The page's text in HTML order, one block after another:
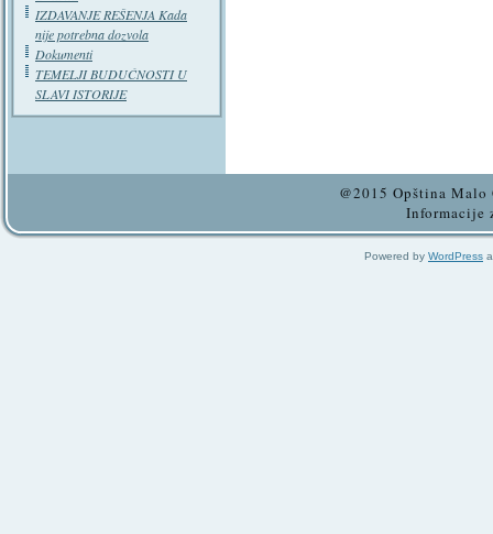
IZDAVANJE REŠENJA Kada
nije potrebna dozvola
Dokumenti
TEMELJI BUDUĆNOSTI U
SLAVI ISTORIJE
@2015 Opština
Informacije
Powered by WordPress